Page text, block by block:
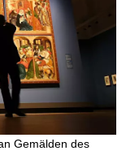
Gemälden des